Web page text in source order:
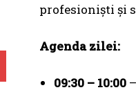
profesioniști și
Agenda zilei:
09:30 – 10:00